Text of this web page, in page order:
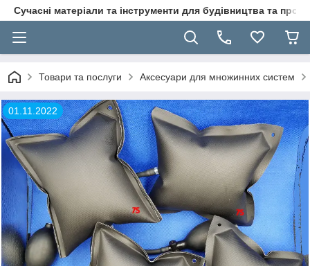
Сучасні матеріали та інструменти для будівництва та
Товари та послуги Аксесуари для множинних систем
01.11.2022